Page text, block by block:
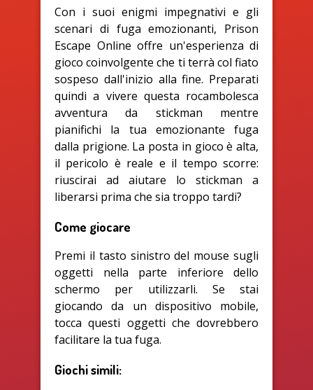
Con i suoi enigmi impegnativi e gli
scenari di fuga emozionanti, Prison
Escape Online offre un'esperienza di
gioco coinvolgente che ti terrà col fiato
sospeso dall'inizio alla fine. Preparati
quindi a vivere questa rocambolesca
avventura da stickman mentre
pianifichi la tua emozionante fuga
dalla prigione. La posta in gioco è alta,
il pericolo è reale e il tempo scorre:
riuscirai ad aiutare lo stickman a
liberarsi prima che sia troppo tardi?
Come giocare
Premi il tasto sinistro del mouse sugli
oggetti nella parte inferiore dello
schermo per utilizzarli. Se stai
giocando da un dispositivo mobile,
tocca questi oggetti che dovrebbero
facilitare la tua fuga.
Giochi simili: